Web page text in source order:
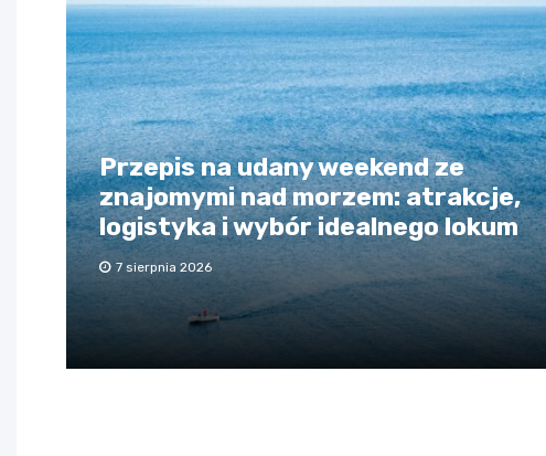
Przepis na udany weekend ze
znajomymi nad morzem: atrakcje,
logistyka i wybór idealnego lokum
7 sierpnia 2026